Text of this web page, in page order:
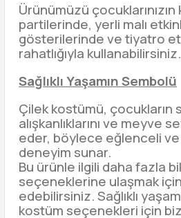
Ürünümüzü
partilerinde, yerli malı
gösterilerinde ve tiyatro
rahatlığıyla kullanabilirsiniz.
Sağlıklı Yaşamın Sembolü
Çilek kostümü, çocukların
alışkanlıklarını ve meyve
eder, böylece eğlenceli
deneyim sunar.
Bu ürünle ilgili daha fazla
seçeneklerine ulaşmak
edebilirsiniz. Sağlıklı
kostüm seçenekleri için